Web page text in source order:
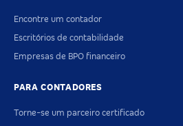
Encontre um contador
Escritórios de contabilidade
Empresas de BPO financeiro
PARA CONTADORES
Torne-se um parceiro certificado